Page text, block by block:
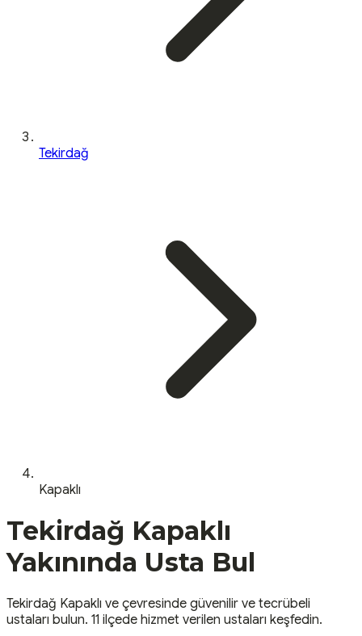
Tekirdağ
Kapaklı
Tekirdağ Kapaklı
Yakınında Usta Bul
Tekirdağ Kapaklı ve çevresinde güvenilir ve tecrübeli
ustaları bulun. 11 ilçede hizmet verilen ustaları keşfedin.